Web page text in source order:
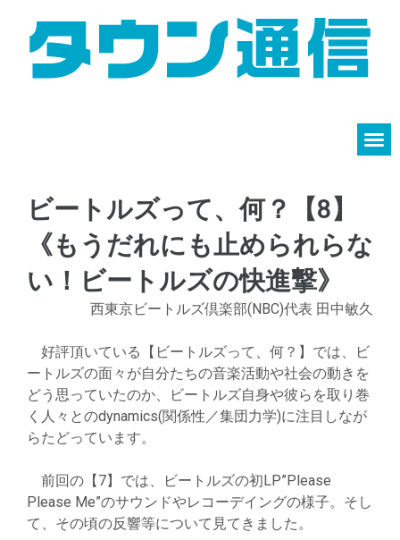
ビートルズって、何？【8】
《もうだれにも止められらな
い！ビートルズの快進撃》
西東京ビートルズ倶楽部(NBC)代表 田中敏久
好評頂いている【ビートルズって、何？】では、ビ
ートルズの面々が自分たちの音楽活動や社会の動きを
どう思っていたのか、ビートルズ自身や彼らを取り巻
く人々とのdynamics(関係性／集団力学)に注目しなが
らたどっています。
前回の【7】では、ビートルズの初LP”Please
Please Me”のサウンドやレコーデイングの様子。そし
て、その頃の反響等について見てきました。